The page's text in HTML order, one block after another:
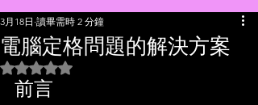
電腦定格問題的解決方案
3月18日 讀畢需時 2 分鐘
評等為 NaN（最高為 5 顆星）。
前言